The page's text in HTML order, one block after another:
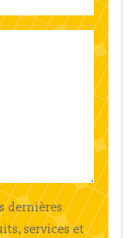
dernières
services et